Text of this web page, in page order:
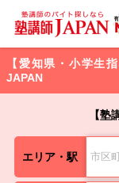
【愛知県・小学生
JAPAN
【塾
エリア・駅 市区